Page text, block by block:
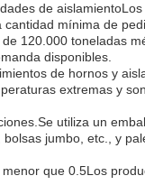
de
mínima de
120.000 toneladas
disponibles.
de hornos y
extremas y
utiliza un
jumbo, etc., y
que 0.5Los